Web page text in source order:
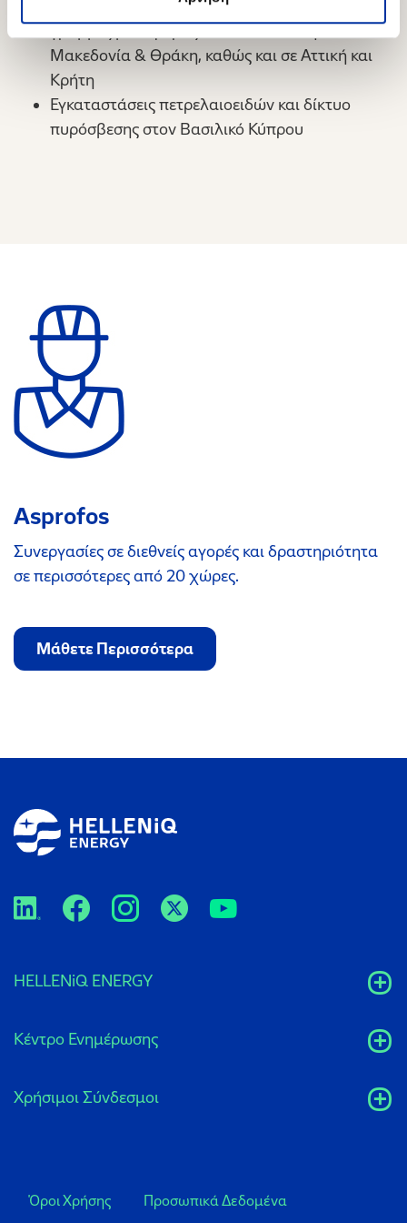
Υφιστάμενοι υποσταθμοί υψηλής τάσης και
γραμμές μεταφοράς του ΑΔΜΗΕ στην
Μακεδονία & Θράκη, καθώς και σε Αττική και
Κρήτη
Εγκαταστάσεις πετρελαιοειδών και δίκτυο
πυρόσβεσης στον Βασιλικό Κύπρου
Asprofos
Συνεργασίες σε διεθνείς αγορές και δραστηριότητα
σε περισσότερες από 20 χώρες.
Μάθετε Περισσότερα
HELLENiQ ENERGY
Κέντρο Ενημέρωσης
Xρήσιμοι Σύνδεσμοι
Όροι Χρήσης Προσωπικά Δεδομένα